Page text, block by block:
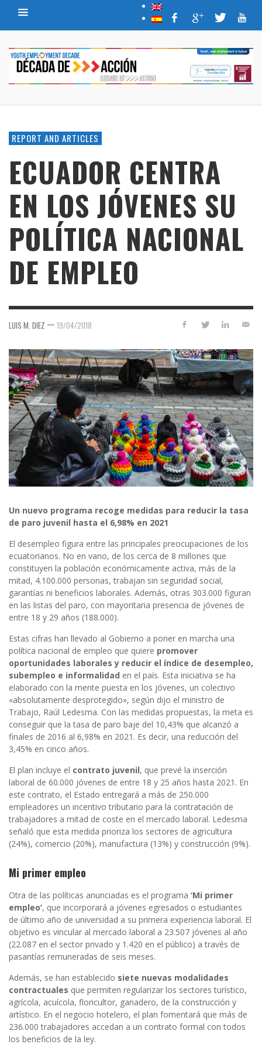
REPORT AND ARTICLES
ECUADOR CENTRA
EN LOS JÓVENES SU
POLÍTICA NACIONAL
DE EMPLEO
LUIS M. DIEZ — 19/04/2018
Un nuevo programa recoge medidas para reducir la tasa
de paro juvenil hasta el 6,98% en 2021
El desempleo figura entre las principales preocupaciones de los
ecuatorianos. No en vano, de los cerca de 8 millones que
constituyen la población económicamente activa, más de la
mitad, 4.100.000 personas, trabajan sin seguridad social,
garantías ni beneficios laborales. Además, otras 303.000 figuran
en las listas del paro, con mayoritaria presencia de jóvenes de
entre 18 y 29 años (188.000).
Estas cifras han llevado al Gobierno a poner en marcha una
política nacional de empleo que quiere promover
oportunidades laborales y reducir el índice de desempleo,
subempleo e informalidad en el país. Esta iniciativa se ha
elaborado con la mente puesta en los jóvenes, un colectivo
«absolutamente desprotegido», según dijo el ministro de
Trabajo, Raúl Ledesma. Con las medidas propuestas, la meta es
conseguir que la tasa de paro baje del 10,43% que alcanzó a
finales de 2016 al 6,98% en 2021. Es decir, una reducción del
3,45% en cinco años.
El plan incluye el contrato juvenil, que prevé la inserción
laboral de 60.000 jóvenes de entre 18 y 25 años hasta 2021. En
este contrato, el Estado entregará a más de 250.000
empleadores un incentivo tributario para la contratación de
trabajadores a mitad de coste en el mercado laboral. Ledesma
señaló que esta medida prioriza los sectores de agricultura
(24%), comercio (20%), manufactura (13%) y construcción (9%).
Mi primer empleo
Otra de las políticas anunciadas es el programa ‘Mi primer
empleo’, que incorporará a jóvenes egresados o estudiantes
de último año de universidad a su primera experiencia laboral. El
objetivo es vincular al mercado laboral a 23.507 jóvenes al año
(22.087 en el sector privado y 1.420 en el público) a través de
pasantías remuneradas de seis meses.
Además, se han establecido siete nuevas modalidades
contractuales que permiten regularizar los sectores turístico,
agrícola, acuícola, floricultor, ganadero, de la construcción y
artístico. En el negocio hotelero, el plan fomentará que más de
236.000 trabajadores accedan a un contrato formal con todos
los beneficios de la ley.